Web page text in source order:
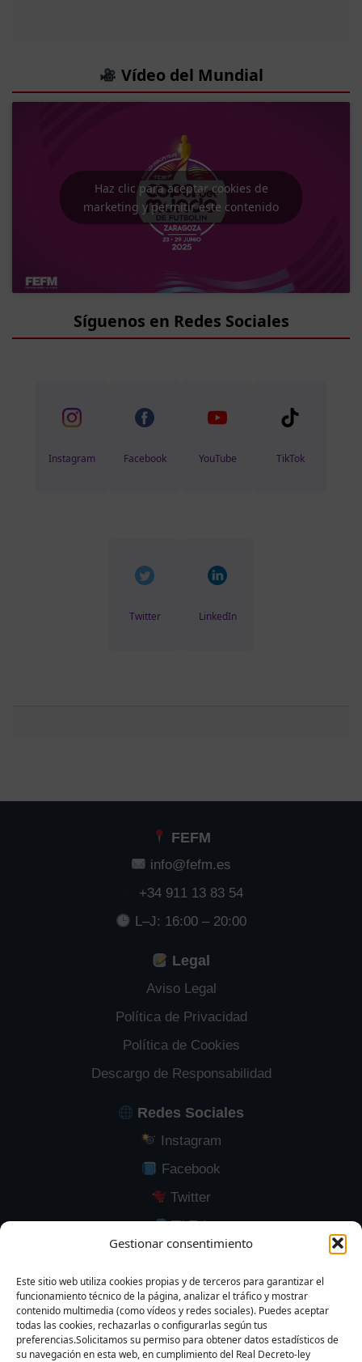
Gestionar consentimiento
Este sitio web utiliza cookies propias y de terceros para garantizar el
funcionamiento técnico de la página, analizar el tráfico y mostrar
contenido multimedia (como vídeos y redes sociales). Puedes aceptar
todas las cookies, rechazarlas o configurarlas según tus
preferencias.Solicitamos su permiso para obtener datos estadísticos de
su navegación en esta web, en cumplimiento del Real Decreto-ley
Vídeo del Mundial
Haz clic para aceptar cookies de
marketing y permitir este contenido
Síguenos en Redes Sociales
Instagram Facebook YouTube TikTok
Twitter LinkedIn
FEFM
info@fefm.es
+34 911 13 83 54
L–J: 16:00 – 20:00
Legal
Aviso Legal
Política de Privacidad
Política de Cookies
Descargo de Responsabilidad
Redes Sociales
Instagram
Facebook
Twitter
TikTok
LinkedIn